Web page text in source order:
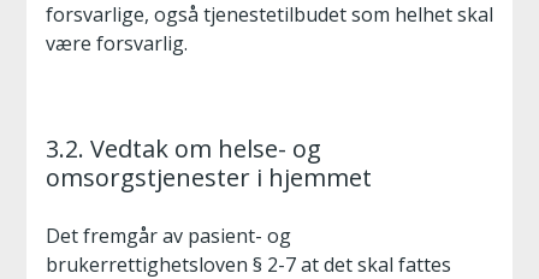
forsvarlige, også tjenestetilbudet som helhet skal
være forsvarlig.
3.2. Vedtak om helse- og
omsorgstjenester i hjemmet
Det fremgår av pasient- og
brukerrettighetsloven § 2-7 at det skal fattes